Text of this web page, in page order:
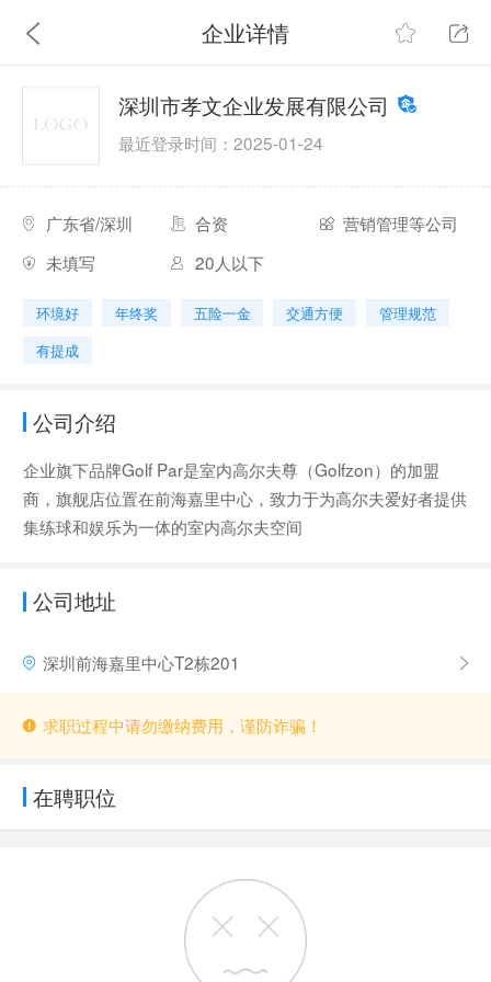
企业详情
深圳市孝文企业发展有限公司
最近登录时间：2025-01-24
广东省/深圳 合资
营销管理等公司
未填写
20人以下
环境好 年终奖 五险一金 交通方便
管理规范
有提成
公司介绍
企业旗下品牌Golf Par是室内高尔夫尊（Golfzon）的加盟
商，旗舰店位置在前海嘉里中心，致力于为高尔夫爱好者提供
集练球和娱乐为一体的室内高尔夫空间
公司地址
深圳前海嘉里中心T2栋201
求职过程中请勿缴纳费用，谨防诈骗！
在聘职位